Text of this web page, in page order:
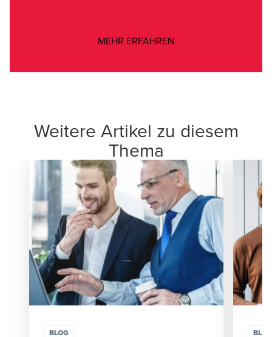
MEHR ERFAHREN
Weitere Artikel zu diesem
Thema
BLOG BLOG